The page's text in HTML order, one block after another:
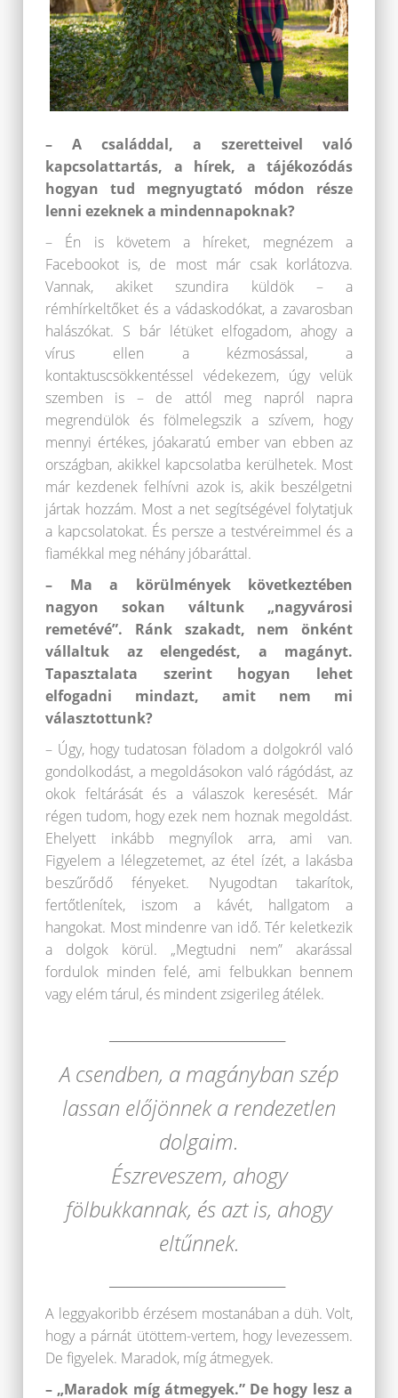
– A családdal, a szeretteivel való
kapcsolattartás, a hírek, a tájékozódás
hogyan tud megnyugtató módon része
lenni ezeknek a mindennapoknak?
– Én is követem a híreket, megnézem a
Facebookot is, de most már csak korlátozva.
Vannak, akiket szundira küldök – a
rémhírkeltőket és a vádaskodókat, a zavarosban
halászókat. S bár létüket elfogadom, ahogy a
vírus ellen a kézmosással, a
kontaktuscsökkentéssel védekezem, úgy velük
szemben is – de attól meg napról napra
megrendülök és fölmelegszik a szívem, hogy
mennyi értékes, jóakaratú ember van ebben az
országban, akikkel kapcsolatba kerülhetek. Most
már kezdenek felhívni azok is, akik beszélgetni
jártak hozzám. Most a net segítségével folytatjuk
a kapcsolatokat. És persze a testvéreimmel és a
fiamékkal meg néhány jóbaráttal.
– Ma a körülmények következtében
nagyon sokan váltunk „nagyvárosi
remetévé”. Ránk szakadt, nem önként
vállaltuk az elengedést, a magányt.
Tapasztalata szerint hogyan lehet
elfogadni mindazt, amit nem mi
választottunk?
– Úgy, hogy tudatosan föladom a dolgokról való
gondolkodást, a megoldásokon való rágódást, az
okok feltárását és a válaszok keresését. Már
régen tudom, hogy ezek nem hoznak megoldást.
Ehelyett inkább megnyílok arra, ami van.
Figyelem a lélegzetemet, az étel ízét, a lakásba
beszűrődő fényeket. Nyugodtan takarítok,
fertőtlenítek, iszom a kávét, hallgatom a
hangokat. Most mindenre van idő. Tér keletkezik
a dolgok körül. „Megtudni nem” akarással
fordulok minden felé, ami felbukkan bennem
vagy elém tárul, és mindent zsigerileg átélek.
A csendben, a magányban szép
lassan előjönnek a rendezetlen
dolgaim.
Észreveszem, ahogy
fölbukkannak, és azt is, ahogy
eltűnnek.
A leggyakoribb érzésem mostanában a düh. Volt,
hogy a párnát ütöttem-vertem, hogy levezessem.
De figyelek. Maradok, míg átmegyek.
– „Maradok míg átmegyek.” De hogy lesz a